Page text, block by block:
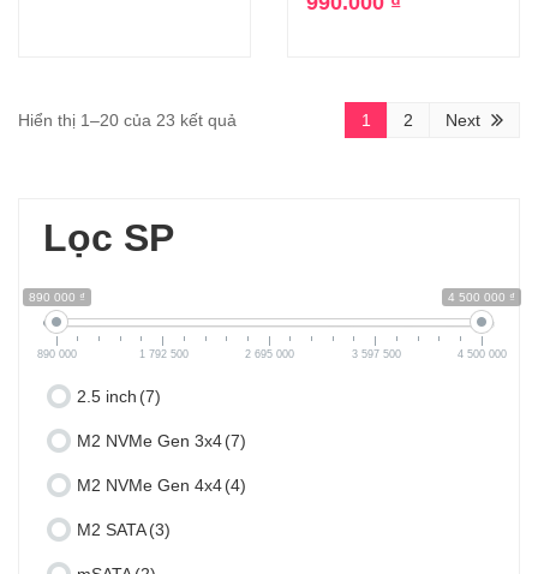
Hiển thị 1–20 của 23 kết quả 1 2 Next
Lọc SP
890 000 ₫ 4 500 000 ₫
890 000 1 792 500 2 695 000 3 597 500 4 500 000
2.5 inch (7)
M2 NVMe Gen 3x4(7)
M2 NVMe Gen 4x4(4)
M2 SATA(3)